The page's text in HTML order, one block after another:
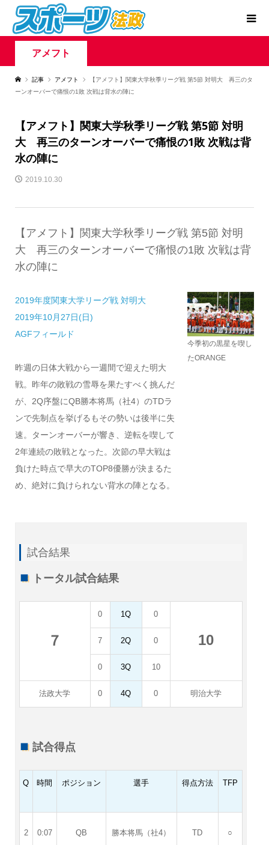
アメフト
記事 アメフト
【アメフト】関東大学秋季リーグ戦 第5節 対明大 再三のタ
ーンオーバーで痛恨の1敗 次戦は背水の陣に
【アメフト】関東大学秋季リーグ戦 第5節 対明
大 再三のターンオーバーで痛恨の1敗 次戦は背
水の陣に
2019.10.30
【アメフト】関東大学秋季リーグ戦 第5節 対明
大 再三のターンオーバーで痛恨の1敗 次戦は背
水の陣に
2019年度関東大学リーグ戦 対明大
2019年10月27日(日)
AGFフィールド
昨週の日体大戦から一週間で迎えた明大
戦。昨年の敗戦の雪辱を果たすべく挑んだ
が、2Q序盤にQB勝本将馬（社4）のTDラ
ンで先制点を挙げるもその勢いは後半に失
速。ターンオーバーが響き、逆転を喫して
2年連続の敗戦となった。次節の早大戦は
負けた時点で早大のTOP8優勝が決まるた
め、絶対に負けられない背水の陣となる。
今季初の黒星を喫し
たORANGE
試合結果
トータル試合結果
７
0 1Q 0
10
7 2Q 0
0 3Q 10
法政大学 0 4Q 0 明治大学
試合得点
Q 時間 ポジション 選手 得点方法 TFP
2 0:07 QB 勝本将馬（社4） TD ○